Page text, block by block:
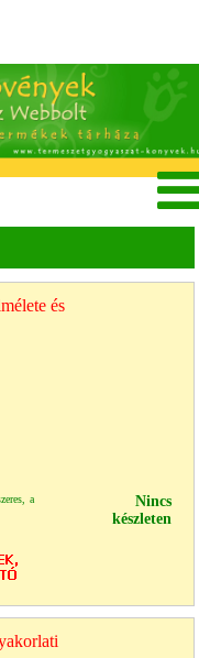
és
a
Nincs
készleten